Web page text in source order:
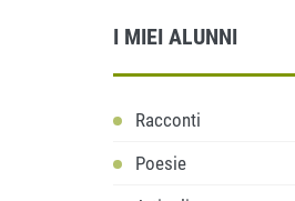
I MIEI ALUNNI
Racconti
Poesie